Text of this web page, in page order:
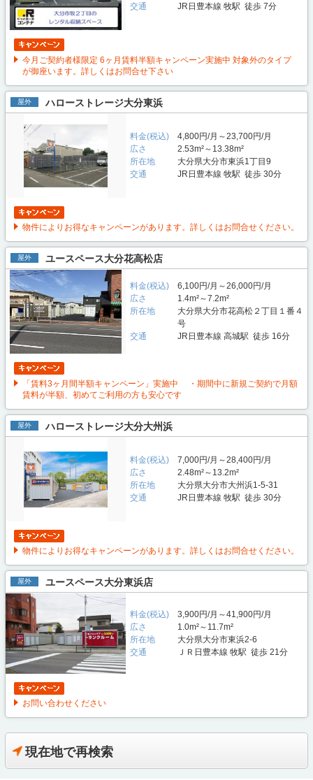
交通
JR日豊本線 牧駅 徒歩 7分
今月ご契約者様限定 6ヶ月賃料半額キャンペーン実施中 対象外のタイプ
が御座います。詳しくはお問合せ下さい
屋外 ハローストレージ大分東浜
料金(税込)
4,800円/月～23,700円/月
広さ
2.53m²～13.38m²
所在地
大分県大分市東浜1丁目9
交通
JR日豊本線 牧駅 徒歩 30分
物件によりお得なキャンペーンがあります。詳しくはお問合せください。
屋外 ユースペース大分花高松店
料金(税込)
6,100円/月～26,000円/月
広さ
1.4m²～7.2m²
所在地
大分県大分市花高松２丁目１番４
号
交通
JR日豊本線 高城駅 徒歩 16分
「賃料3ヶ月間半額キャンペーン」実施中 ・期間中に新規ご契約で月額
賃料が半額、初めてご利用の方も安心です
屋外 ハローストレージ大分大州浜
料金(税込)
7,000円/月～28,400円/月
広さ
2.48m²～13.2m²
所在地
大分県大分市大州浜1-5-31
交通
JR日豊本線 牧駅 徒歩 30分
物件によりお得なキャンペーンがあります。詳しくはお問合せください。
屋外 ユースペース大分東浜店
料金(税込)
3,900円/月～41,900円/月
広さ
1.0m²～11.7m²
所在地
大分県大分市東浜2-6
交通
ＪＲ日豊本線 牧駅 徒歩 21分
お問い合わせください
現在地で再検索